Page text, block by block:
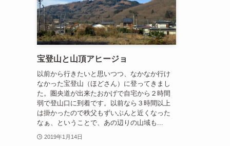
宝登山と山頂アヒージョ
以前から行きたいと思いつつ、なかなか行け
なかった宝登山（ほどさん）に登ってきまし
た。圏央道が出来たおかげで自宅から２時間
弱で登山口に到着です。以前なら３時間以上
は掛かったので秩父もずいぶんと近くなった
なぁ、ということで、あの辺りの山域も...
2019年1月14日